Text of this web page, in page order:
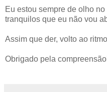
Eu estou sempre de olho
tranquilos que eu não vou
Assim que der, volto ao
Obrigado pela